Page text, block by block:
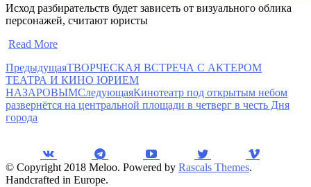
Исход разбирательств будет зависеть от визуального облика
персонажей, считают юристы
Read More
ПредыдущаяТВОРЧЕСКАЯ ВСТРЕЧА С АКТЕРОМ
ТЕАТРА И КИНО ЮРИЕМ
НАЗАРОВЫМСледующаяКинотеатр под открытым небом
развернётся на центральной площади в четверг в честь Дня
города
© Copyright 2018 Meloo. Powered by Rascals Themes.
Handcrafted in Europe.